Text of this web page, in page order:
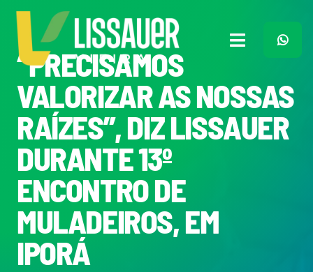
para
conteúdo
Toggle
Home
Plano de Governo
Meu Trabalho
O Que Penso
Quem Sou
“PRECISAMOS
VALORIZAR AS NOSSAS
RAÍZES”, DIZ LISSAUER
DURANTE 13º
ENCONTRO DE
MULADEIROS, EM
IPORÁ